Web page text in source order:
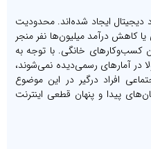
ایجاد شده‌اند. محدودیت
یا کاهش درآمد میلیون‌ها نفر منجر
کسب‌وکارهای خانگی. با توجه به
در آمارهای رسمی‌دیده نمی‌شوند،
افراد درگیر در این موضوع
پیدا و پنهان قطعی اینترنت